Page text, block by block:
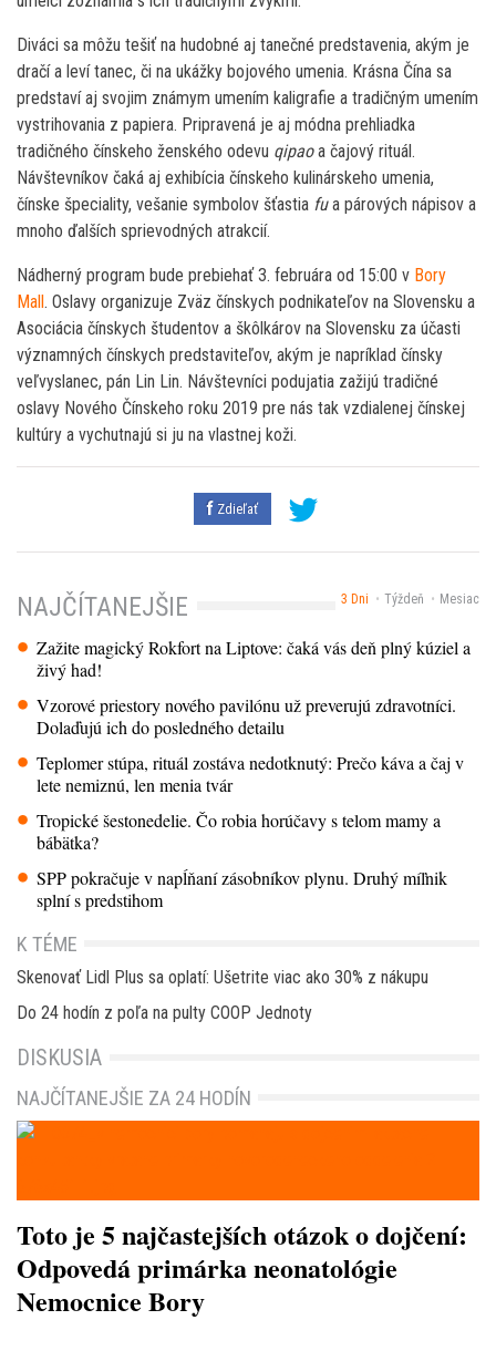
Diváci sa môžu tešiť na hudobné aj tanečné predstavenia, akým je
dračí a leví tanec, či na ukážky bojového umenia. Krásna Čína sa
predstaví aj svojim známym umením kaligrafie a tradičným umením
vystrihovania z papiera. Pripravená je aj módna prehliadka
tradičného čínskeho ženského odevu qipaoa čajový rituál.
Návštevníkov čaká aj exhibícia čínskeho kulinárskeho umenia,
čínske špeciality, vešanie symbolov šťastia fua párových nápisov a
mnoho ďalších sprievodných atrakcií.
Nádherný program bude prebiehať 3. februára od 15:00 v Bory
Mall. Oslavy organizuje Zväz čínskych podnikateľov na Slovensku a
Asociácia čínskych študentov a škôlkárov na Slovensku za účasti
významných čínskych predstaviteľov, akým je napríklad čínsky
veľvyslanec, pán Lin Lin. Návštevníci podujatia zažijú tradičné
oslavy Nového Čínskeho roku 2019 pre nás tak vzdialenej čínskej
kultúry a vychutnajú si ju na vlastnej koži.
Zdieľať
3 Dni Týždeň Mesiac
NAJČÍTANEJŠIE
Zažite magický Rokfort na Liptove: čaká vás deň plný kúziel a
živý had!
Vzorové priestory nového pavilónu už preverujú zdravotníci.
Dolaďujú ich do posledného detailu
Teplomer stúpa, rituál zostáva nedotknutý: Prečo káva a čaj v
lete nemiznú, len menia tvár
Tropické šestonedelie. Čo robia horúčavy s telom mamy a
bábätka?
SPP pokračuje v napĺňaní zásobníkov plynu. Druhý míľnik
splní s predstihom
K TÉME
Skenovať Lidl Plus sa oplatí: Ušetrite viac ako 30% z nákupu
Do 24 hodín z poľa na pulty COOP Jednoty
DISKUSIA
NAJČÍTANEJŠIE ZA 24 HODÍN
Toto je 5 najčastejších otázok o dojčení:
Odpovedá primárka neonatológie
Nemocnice Bory